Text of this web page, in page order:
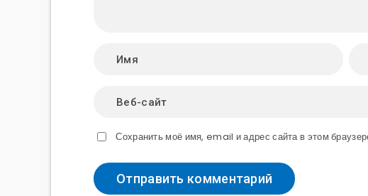
Сохранить моё имя, email и адрес сайта в этом